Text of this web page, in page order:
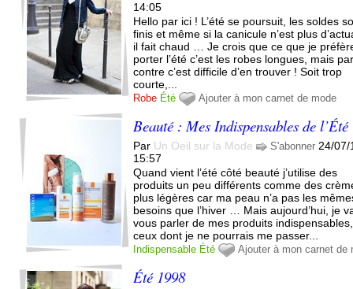
14:05
Hello par ici ! L’été se poursuit, les soldes
finis et même si la canicule n’est plus
il fait chaud … Je crois que ce que je
porter l’été c’est les robes longues, mais
contre c’est difficile d’en trouver ! Soit trop
courte,...
Robe Été Ajouter à mon carnet de mode
Beauté : Mes Indispensables de l’Été
Par Un Oeil sur la Mode S'abonner 24/07/
15:57
Quand vient l’été côté beauté j’utilise des
produits un peu différents comme des
plus légères car ma peau n’a pas les
besoins que l’hiver … Mais aujourd’hui, je
vous parler de mes produits indispensables,
ceux dont je ne pourrais me passer...
Indispensable Été Ajouter à mon carnet de
Été 1998